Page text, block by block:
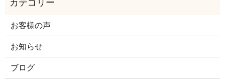
お客様の声
お知らせ
ブログ